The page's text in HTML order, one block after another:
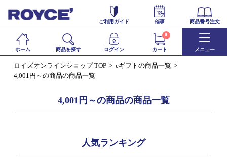
ご利用ガイド 催事 商品番号注文
ホーム 商品を探す ログイン カート
0
メニュー
ロイズオンラインショップ TOP
eギフトの商品一覧
4,001円～の商品の商品一覧
4,001円～の商品の商品一覧
人気ランキング